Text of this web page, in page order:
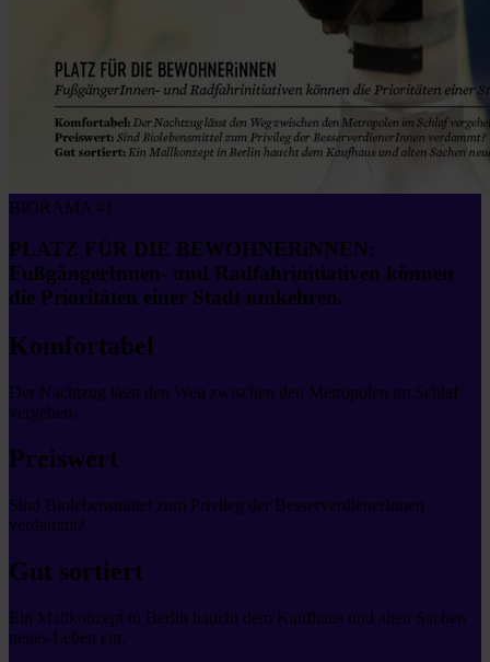
BIORAMA #1
PLATZ FÜR DIE BEWOHNERiNNEN:
FußgängerInnen- und Radfahrinitiativen können
die Prioritäten einer Stadt umkehren.
Komfortabel
Der Nachtzug lässt den Weg zwischen den Metropolen im Schlaf
vergehen.
Preiswert
Sind Biolebensmittel zum Privileg der BesserverdienerInnen
verdammt?
Gut sortiert
Ein Mallkonzept in Berlin haucht dem Kaufhaus und alten Sachen
neues Leben ein.